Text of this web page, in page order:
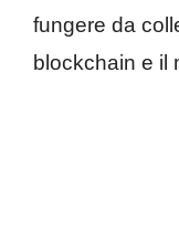
fungere da
blockchain e il